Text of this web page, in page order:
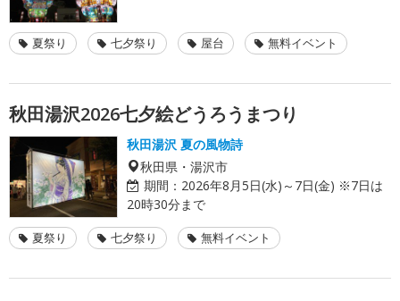
夏祭り 七夕祭り 屋台 無料イベント
秋田湯沢2026七夕絵どうろうまつり
秋田湯沢 夏の風物詩
秋田県・湯沢市
期間： 2026年8月5日(水)～7日(金) ※7日は
20時30分まで
夏祭り 七夕祭り 無料イベント